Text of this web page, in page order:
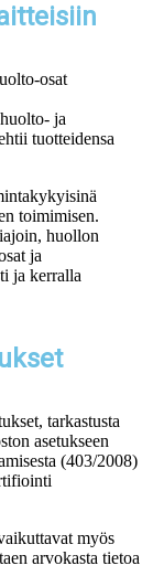
osat
ja
tuotteidensa
toimimisen.
huollon
ja
ja kerralla
tarkastusta
asetukseen
(403/2008)
myös
arvokasta tietoa